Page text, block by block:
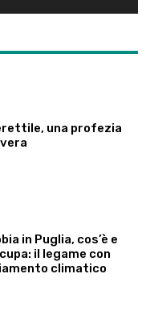
una profezia
in Puglia, cos’è e
il legame con
climatico